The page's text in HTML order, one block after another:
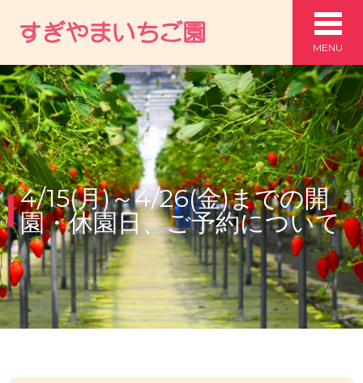
MENU
4/15(月)～4/26(金)までの開
園・休園日、ご予約について